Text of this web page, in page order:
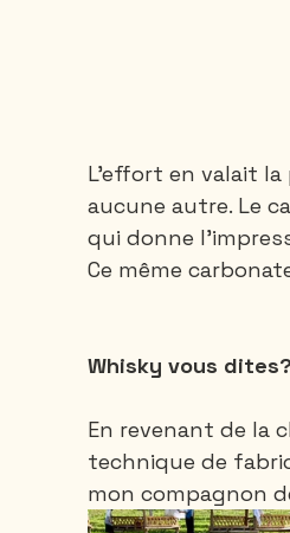
L'effort en valait
aucune autre. Le
qui donne
Ce même
Whisky vous dites?
En revenant de la
technique de
mon compagnon